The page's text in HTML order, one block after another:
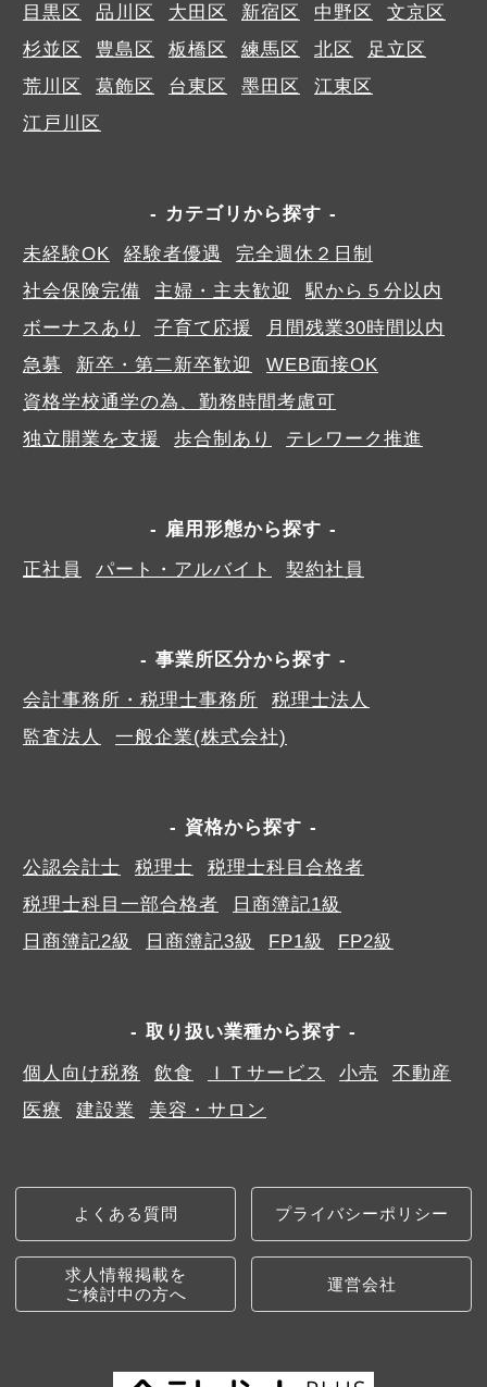
目黒区
品川区 大田区 新宿区 中野区
文京区
杉並区
豊島区 板橋区 練馬区 北区
足立区
荒川区
葛飾区 台東区 墨田区
江東区
江戸川区
カテゴリから探す
未経験OK
経験者優遇
完全週休２日制
社会保険完備
主婦・主夫歓迎
駅から５分以内
ボーナスあり
子育て応援
月間残業30時間以内
急募
新卒・第二新卒歓迎
WEB面接OK
資格学校通学の為、勤務時間考慮可
独立開業を支援
歩合制あり テレワーク推進
雇用形態から探す
正社員
パート・アルバイト 契約社員
事業所区分から探す
会計事務所・税理士事務所
税理士法人
監査法人
一般企業(株式会社)
資格から探す
公認会計士
税理士
税理士科目合格者
税理士科目一部合格者
日商簿記1級
日商簿記2級
日商簿記3級 FP1級 FP2級
取り扱い業種から探す
個人向け税務
飲食 ＩＴサービス 小売
不動産
医療
建設業 美容・サロン
よくある質問 プライバシーポリシー
求人情報掲載を
ご検討中の方へ
運営会社